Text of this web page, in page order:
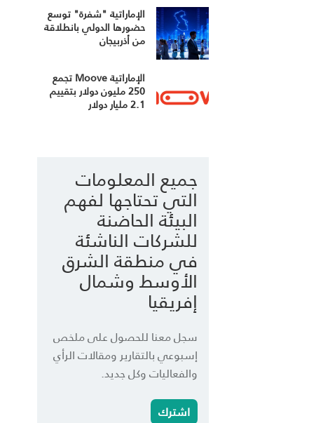
الإماراتية "شفرة" توسع
حضورها الدولي بانطلاقة
من أذربيجان
الإماراتية Moove تجمع
250 مليون دولار بتقييم
2.1 مليار دولار
جميع المعلومات
التي تحتاجها لفهم
البيئة الحاضنة
للشركات الناشئة
في منطقة الشرق
الأوسط وشمال
إفريقيا
سجل معنا للحصول على ملخص
إسبوعي بالتقارير ومقالات الرأي
والفعاليات وكل جديد.
اشترك